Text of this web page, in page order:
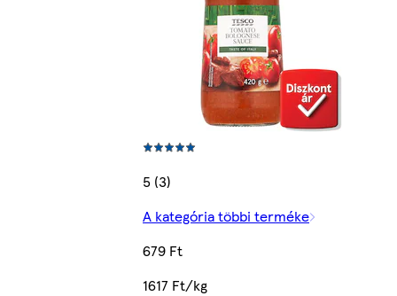
5 (3)
A kategória többi terméke
679 Ft
1617 Ft/kg